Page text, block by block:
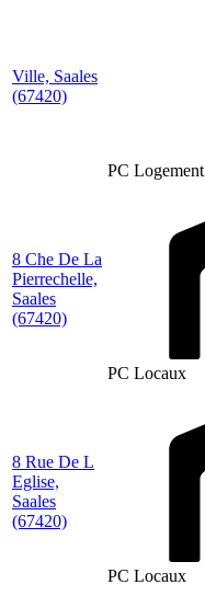
Ville, Saales
(67420)
PC Logement
8 Che De La
Pierrechelle,
Saales
(67420)
PC Locaux
8 Rue De L
Eglise,
Saales
(67420)
PC Locaux